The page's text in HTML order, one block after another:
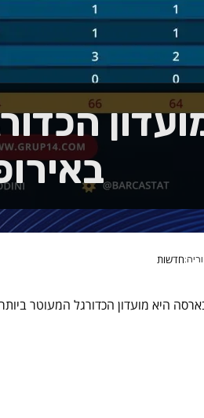
חדשות
היא מועדון הכדורגל המעוטר ביותר